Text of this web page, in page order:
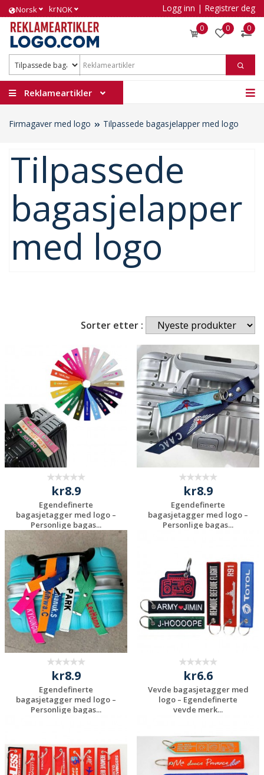
Norsk krNOK Logg inn | Registrer deg
0 0 0
Reklameartikler
Firmagaver med logo Tilpassede bagasjelapper med logo
Tilpassede
bagasjelapper
med logo
Sorter etter :
kr8.9
Egendefinerte
bagasjetagger med logo –
Personlige bagas...
Be om et
uforpliktende
tilbud
kr8.9
Egendefinerte
bagasjetagger med logo –
Personlige bagas...
tilbud
kr8.9
Egendefinerte
bagasjetagger med logo –
Personlige bagas...
tilbud
kr6.6
Vevde bagasjetagger med
logo – Egendefinerte
vevde merk...
uforpliktende
tilbud